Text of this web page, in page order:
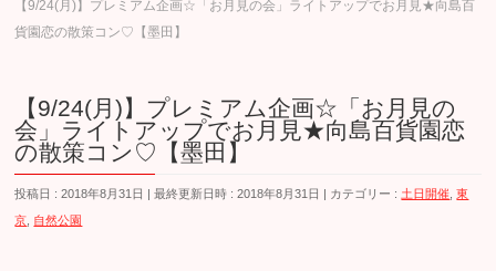
【9/24(月)】プレミアム企画☆「お月見の会」ライトアップでお月見★向島百
貨園恋の散策コン♡【墨田】
【9/24(月)】プレミアム企画☆「お月見の
会」ライトアップでお月見★向島百貨園恋
の散策コン♡【墨田】
投稿日 : 2018年8月31日 最終更新日時 : 2018年8月31日 カテゴリー : 土日開催 ,東
京 自然公園